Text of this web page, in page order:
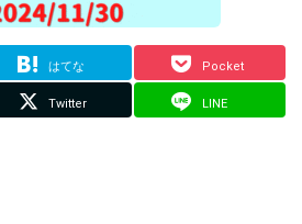
はてな Pocket
Twitter LINE